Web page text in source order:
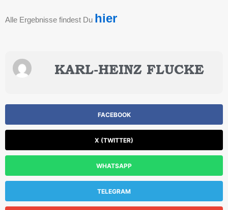
Alle Ergebnisse findest Du hier
KARL-HEINZ FLUCKE
FACEBOOK
X (TWITTER)
WHATSAPP
TELEGRAM